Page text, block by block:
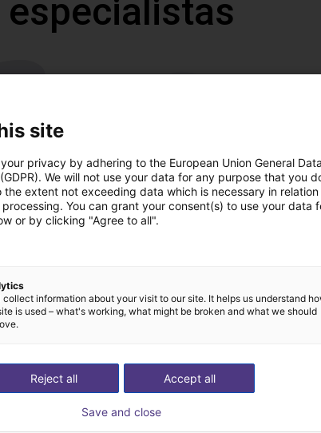
especialistas
aplicação
site
privacy by adhering to the European Union General Data
We will not use your data for any purpose that you
extent not exceeding data which is necessary in relation
You can grant your consent(s) to use your data
or by clicking "Agree to all".
collect information about your visit to our site. It helps us understand
is used – what's working, what might be broken and what we should
Accept all
Reject all
Save and close